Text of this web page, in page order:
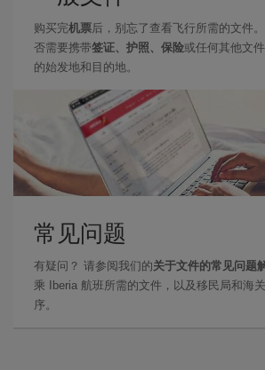
购买完机票后，别忘了查看飞行所需的文件
否需要携带签证、护照、保险或任何其他文
的始发地和目的地。
常见问题
有疑问？ 请参阅我们的关于文件的常见问题
乘 Iberia 航班所需的文件，以及移民局和海
序。